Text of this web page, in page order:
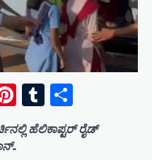
Pinterest
Tumblr
ಹೆಲಿಕಾಪ್ಟರ್ ರೈಡ್